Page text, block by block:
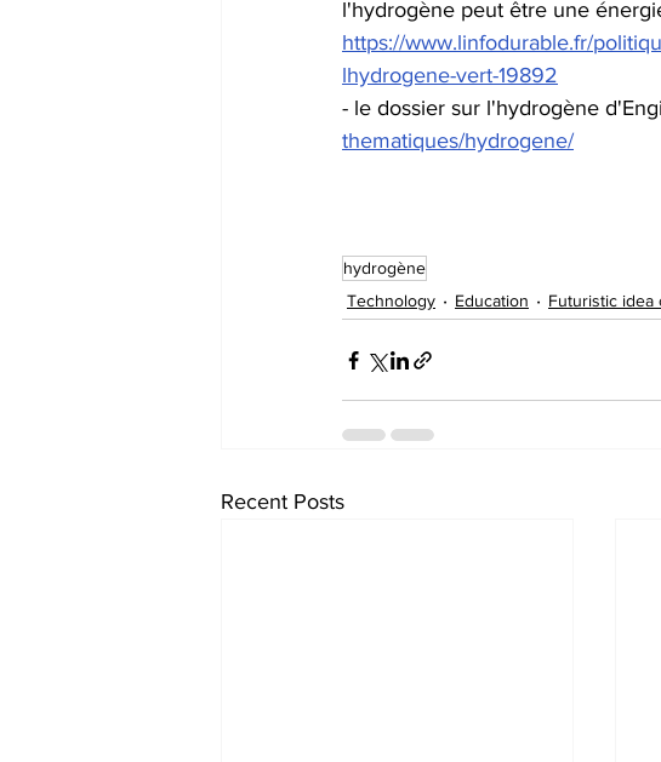
l'hydrogène peut être une
https://www.linfodurable.fr/
lhydrogene-vert-19892
- le dossier sur l'hydrogène
thematiques/hydrogene/
hydrogène
Technology
Education Futuristic idea
Recent Posts